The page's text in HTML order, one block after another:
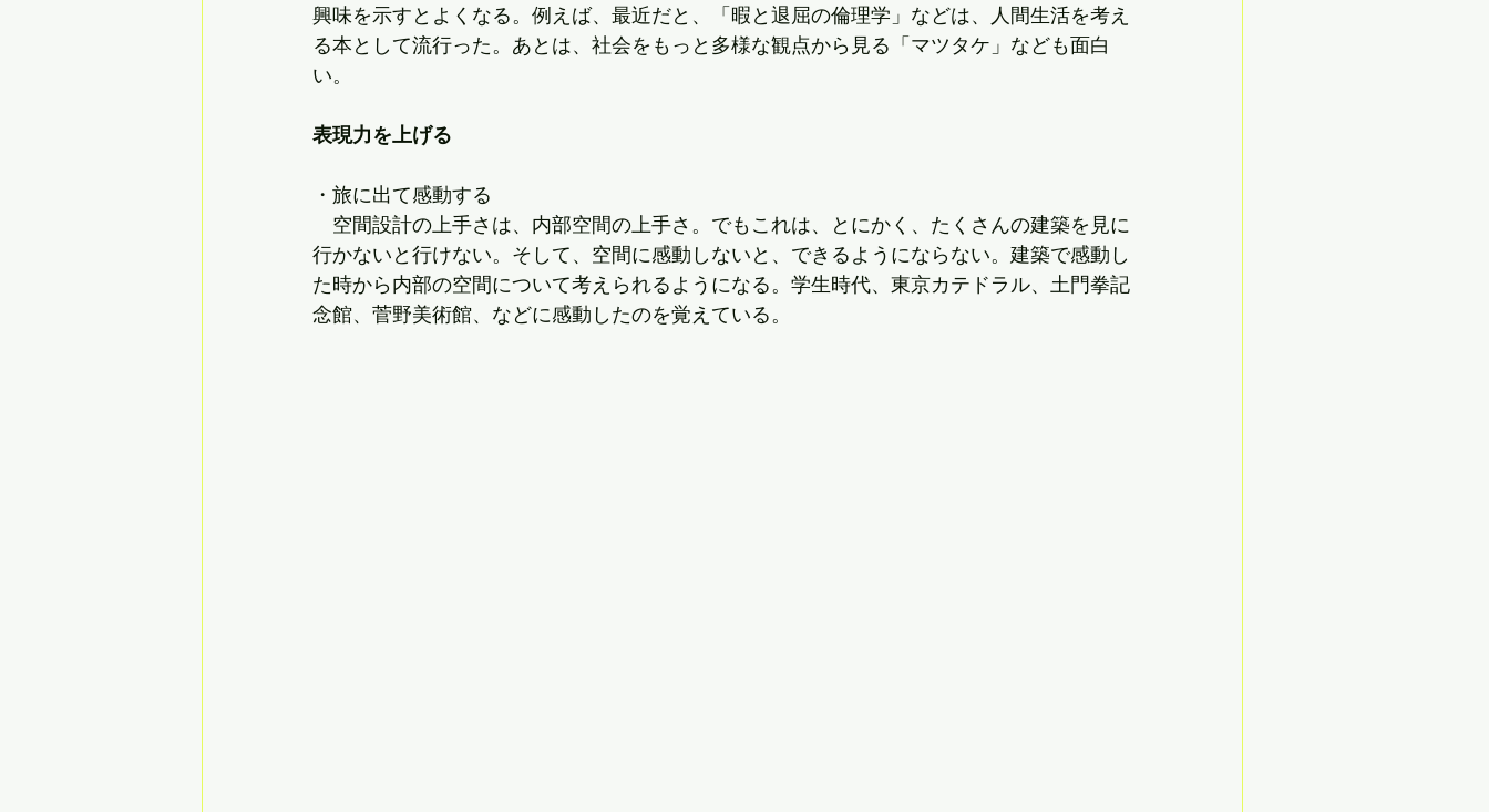
興味を示すとよくなる。例えば、最近だと、「暇と退屈の倫理学」などは、人間生活を考え
る本として流行った。あとは、社会をもっと多様な観点から見る「マツタケ」なども面白
い。
表現力を上げる
・旅に出て感動する
空間設計の上手さは、内部空間の上手さ。でもこれは、とにかく、たくさんの建築を見に
行かないと行けない。そして、空間に感動しないと、できるようにならない。建築で感動し
た時から内部の空間について考えられるようになる。学生時代、東京カテドラル、土門拳記
念館、菅野美術館、などに感動したのを覚えている。